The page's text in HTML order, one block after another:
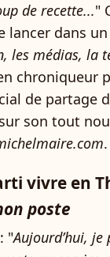
de recette..."
lancer dans
les médias, la
chroniqueur
de partage
son tout
.
vivre en
poste
"Aujourd’hui, je